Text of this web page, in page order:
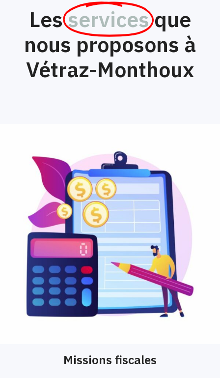
Lesservices que
nous proposons à
Vétraz-Monthoux
Missions fiscales